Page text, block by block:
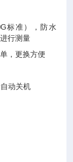
标准），防水
行测量
，更换方便
动关机